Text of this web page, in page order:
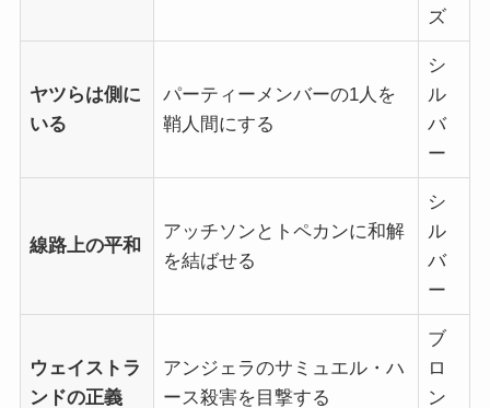
ズ
ヤツらは側に
いる
パーティーメンバーの1人を
鞘人間にする
シ
ル
バ
ー
線路上の平和
アッチソンとトペカンに和解
を結ばせる
シ
ル
バ
ー
ウェイストラ
ンドの正義
アンジェラのサミュエル・ハ
ース殺害を目撃する
ブ
ロ
ン